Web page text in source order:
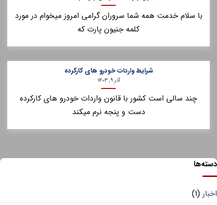
(1)
با سلام خدمت همه شما سروران گرامی امروز میخوام در مورد
کلمه جنیون پارت که
شرایط واردات خودرو های کارکرده
آذر 9, 1403
چند سالی است کشور با قانون واردات خودرو های کارکرده
دست و پنجه نرم میکند